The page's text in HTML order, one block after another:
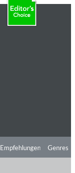
Empfehlungen Genres